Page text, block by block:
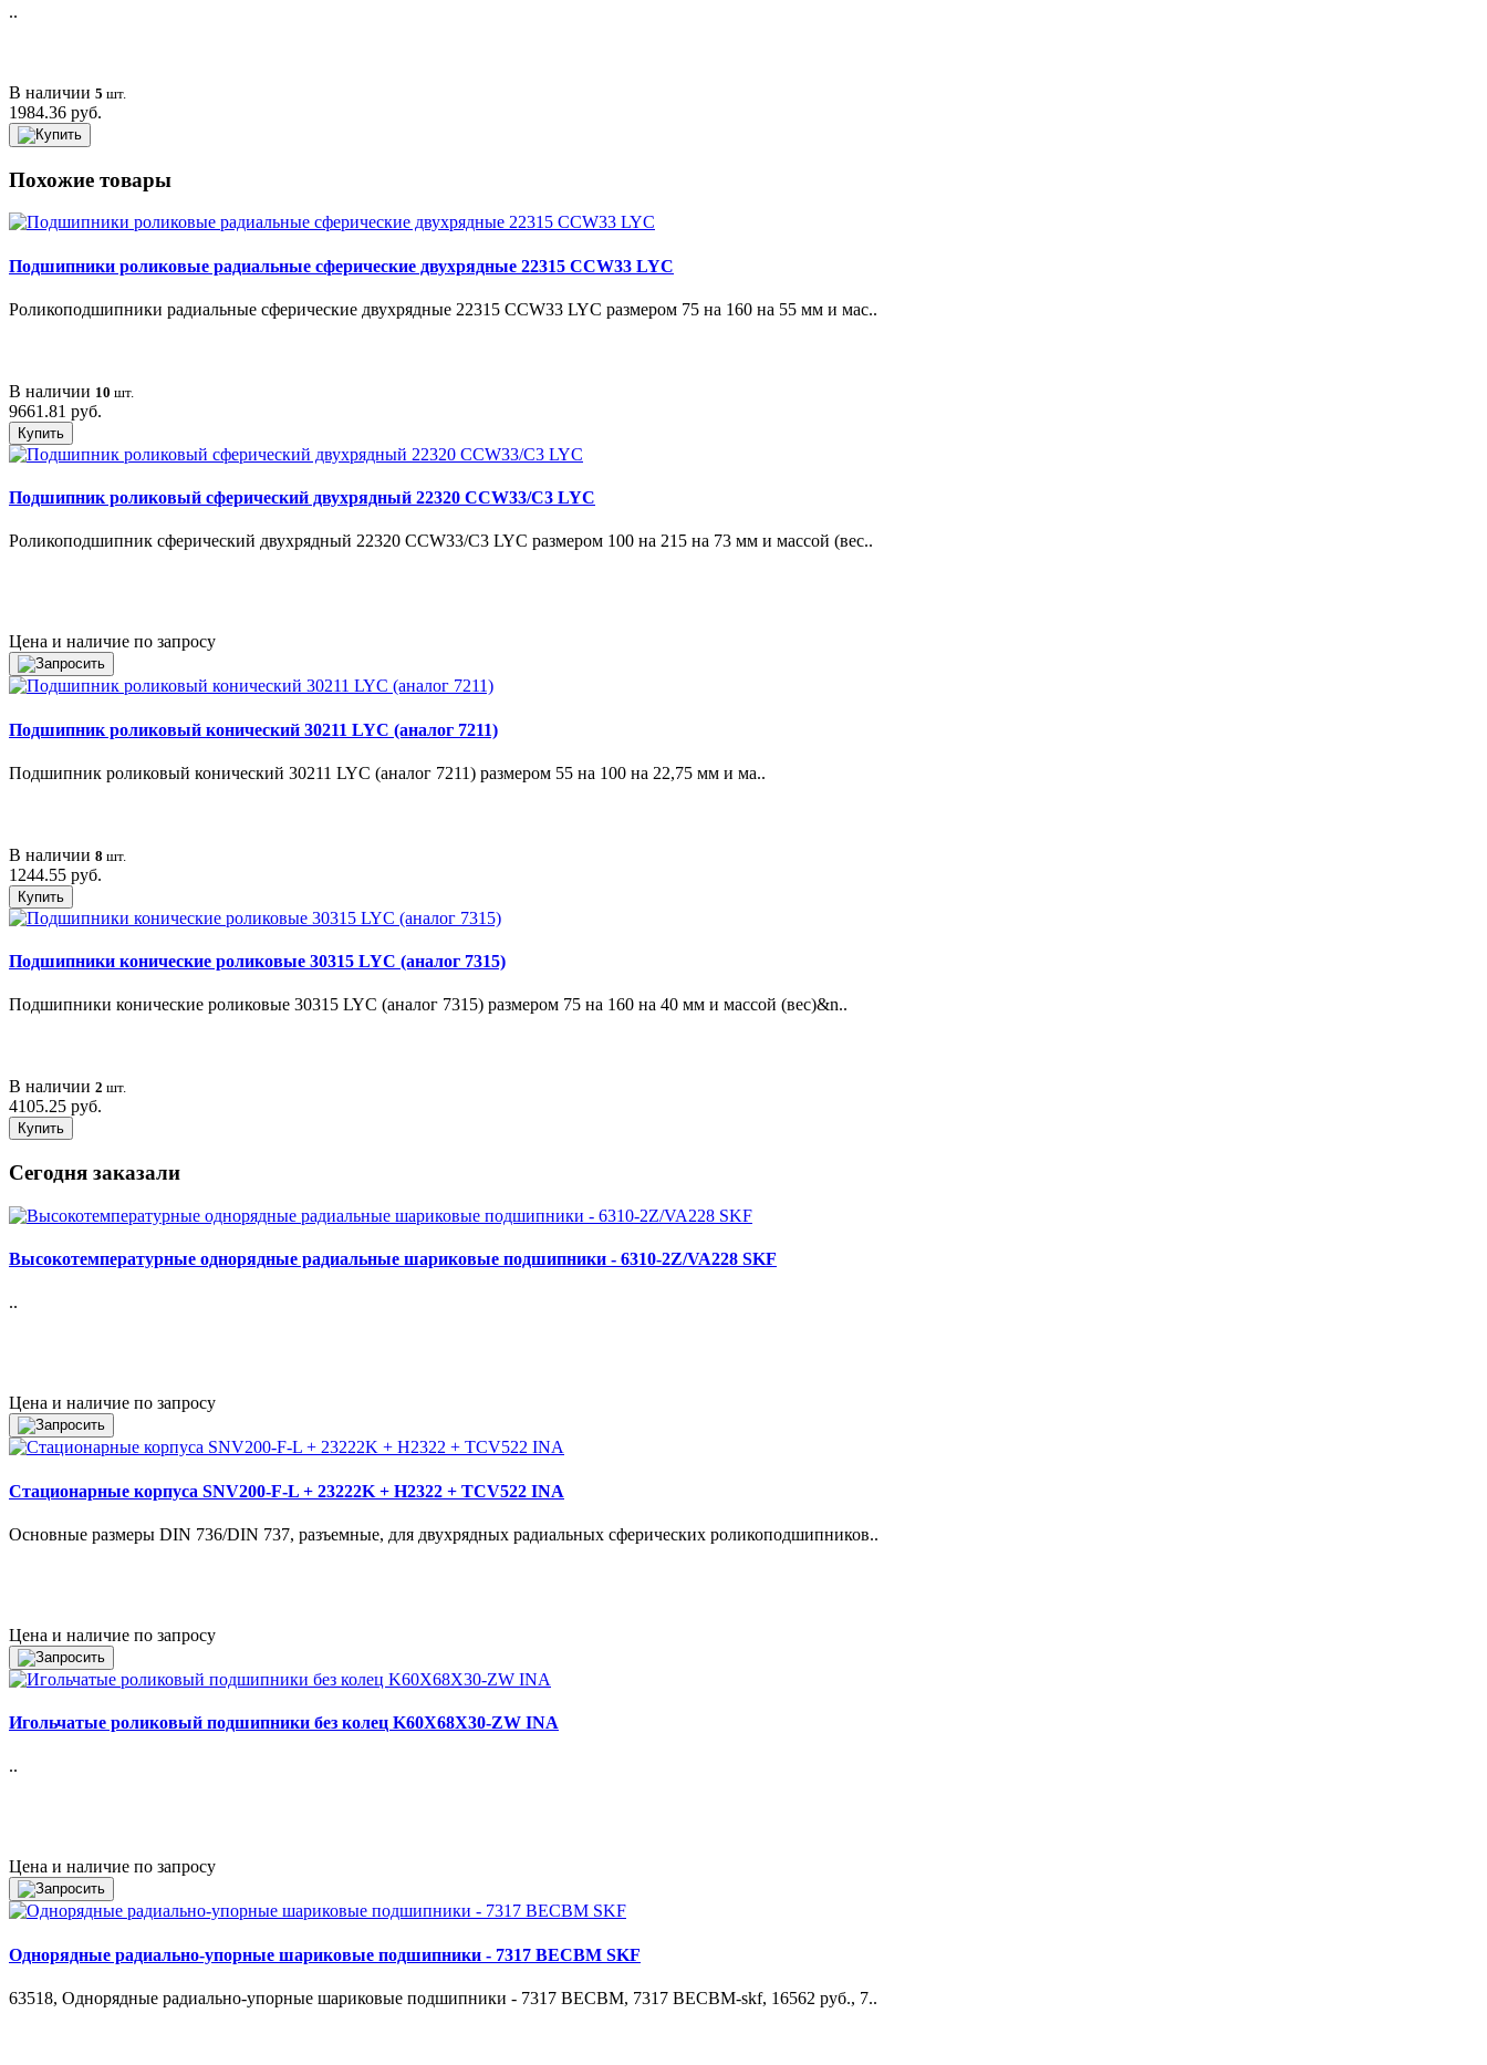
..
В наличии 5 шт.
1984.36 руб.
Похожие товары
Подшипники роликовые радиальные сферические двухрядные 22315 CCW33 LYC
Роликоподшипники радиальные сферические двухрядные 22315 CCW33 LYC размером 75 на 160 на 55 мм и мас..
В наличии 10 шт.
9661.81 руб.
Купить
Подшипник роликовый сферический двухрядный 22320 CCW33/C3 LYC
Роликоподшипник сферический двухрядный 22320 CCW33/C3 LYC размером 100 на 215 на 73 мм и массой (вес..
Цена и наличие по запросу
Подшипник роликовый конический 30211 LYC (аналог 7211)
Подшипник роликовый конический 30211 LYC (аналог 7211) размером 55 на 100 на 22,75 мм и ма..
В наличии 8 шт.
1244.55 руб.
Купить
Подшипники конические роликовые 30315 LYC (аналог 7315)
Подшипники конические роликовые 30315 LYC (аналог 7315) размером 75 на 160 на 40 мм и массой (вес)&n..
В наличии 2 шт.
4105.25 руб.
Купить
Сегодня заказали
Высокотемпературные однорядные радиальные шариковые подшипники - 6310-2Z/VA228 SKF
..
Цена и наличие по запросу
Стационарные корпуса SNV200-F-L + 23222K + H2322 + TCV522 INA
Основные размеры DIN 736/DIN 737, разъемные, для двухрядных радиальных сферических роликоподшипников..
Цена и наличие по запросу
Игольчатые роликовый подшипники без колец K60X68X30-ZW INA
..
Цена и наличие по запросу
Однорядные радиально-упорные шариковые подшипники - 7317 BECBM SKF
63518, Однорядные радиально-упорные шариковые подшипники - 7317 BECBM, 7317 BECBM-skf, 16562 руб., 7..